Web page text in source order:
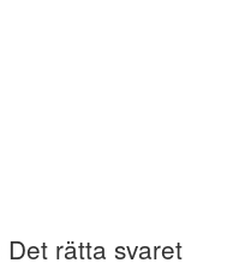
Det rätta svaret